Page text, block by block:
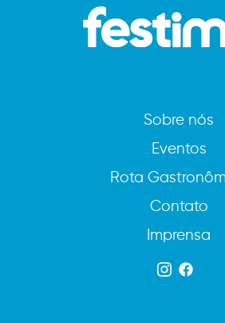
Sobre nós
Eventos
Rota
Contato
Imprensa